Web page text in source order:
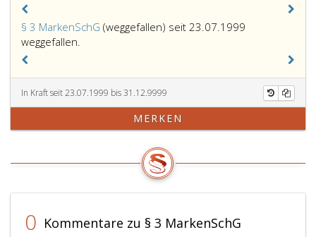
§ 3 MarkenSchG (weggefallen) seit 23.07.1999
weggefallen.
In Kraft seit 23.07.1999 bis 31.12.9999
MERKEN
0 Kommentare zu § 3 MarkenSchG